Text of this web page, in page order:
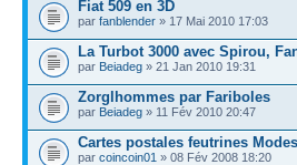
Fiat 509 en 3D
par fanblender » 17 Mai 2010 17:03
La Turbot 3000 avec Spirou,
par Beiadeg » 21 Jan 2010 19:31
Zorglhommes par Fariboles
par Beiadeg » 11 Fév 2010 20:47
Cartes postales feutrines
par coincoin01 » 08 Fév 2008 18:20